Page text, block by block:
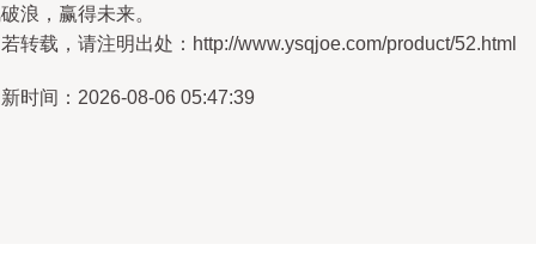
浪，赢得未来。
转载，请注明出处：http://www.ysqjoe.com/product/52.html
时间：2026-08-06 05:47:39